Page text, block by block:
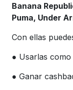
Banana
Puma, Under
Con ellas
● Usarlas
● Ganar